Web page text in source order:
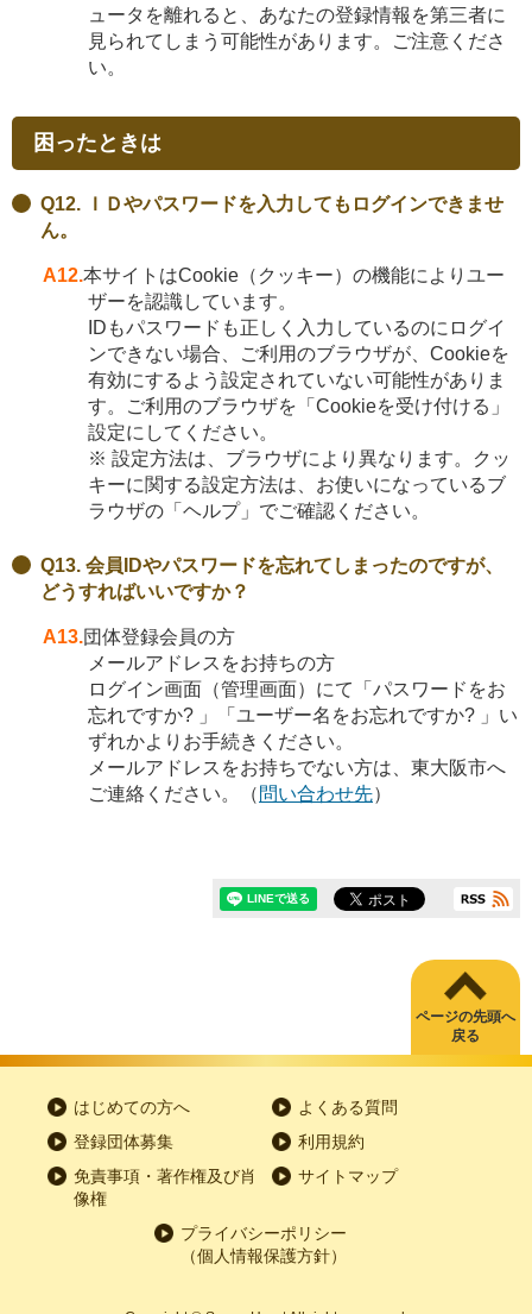
ュータを離れると、あなたの登録情報を第三者に
見られてしまう可能性があります。ご注意くださ
い。
困ったときは
Q12. ＩＤやパスワードを入力してもログインできませ
ん。
A12.本サイトはCookie（クッキー）の機能によりユー
ザーを認識しています。
IDもパスワードも正しく入力しているのにログイ
ンできない場合、ご利用のブラウザが、Cookieを
有効にするよう設定されていない可能性がありま
す。ご利用のブラウザを「Cookieを受け付ける」
設定にしてください。
※ 設定方法は、ブラウザにより異なります。クッ
キーに関する設定方法は、お使いになっているブ
ラウザの「ヘルプ」でご確認ください。
Q13. 会員IDやパスワードを忘れてしまったのですが、
どうすればいいですか？
A13.団体登録会員の方
メールアドレスをお持ちの方
ログイン画面（管理画面）にて「パスワードをお
忘れですか? 」「ユーザー名をお忘れですか? 」い
ずれかよりお手続きください。
メールアドレスをお持ちでない方は、東大阪市へ
ご連絡ください。（ 問い合わせ先）
ページの先頭へ
戻る
はじめての方へ
よくある質問
登録団体募集
利用規約
免責事項・著作権及び肖
像権
サイトマップ
プライバシーポリシー
（個人情報保護方針）